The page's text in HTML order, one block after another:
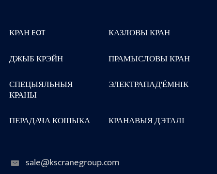
КРАН EOT
КАЗЛОВЫ КРАН
ДЖЫБ КРЭЙН
ПРАМЫСЛОВЫ КРАН
СПЕЦЫЯЛЬНЫЯ
КРАНЫ
ЭЛЕКТРАПАД'ЁМНІК
ПЕРАДАЧА КОШЫКА КРАНАВЫЯ ДЭТАЛІ
sale@kscranegroup.com